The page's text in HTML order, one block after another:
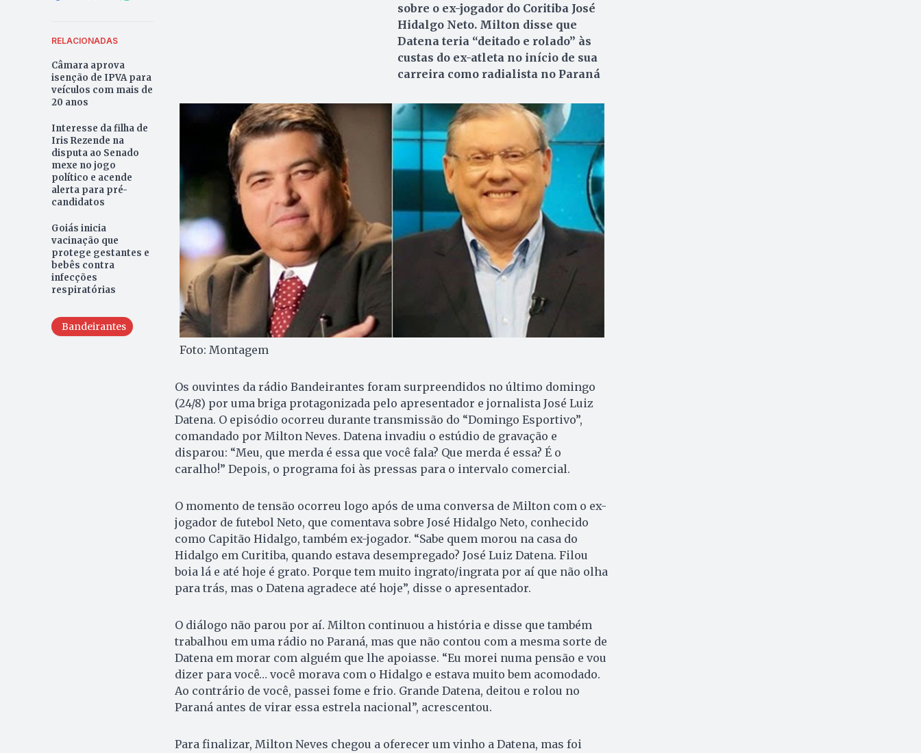
RELACIONADAS
Câmara aprova
isenção de IPVA para
veículos com mais de
20 anos
Interesse da filha de
Iris Rezende na
disputa ao Senado
mexe no jogo
político e acende
alerta para pré-
candidatos
Goiás inicia
vacinação que
protege gestantes e
bebês contra
infecções
respiratórias
Bandeirantes
sobre o ex-jogador do Coritiba José
Hidalgo Neto. Milton disse que
Datena teria “deitado e rolado” às
custas do ex-atleta no início de sua
carreira como radialista no Paraná
Foto: Montagem
Os ouvintes da rádio Bandeirantes foram surpreendidos no último domingo
(24/8) por uma briga protagonizada pelo apresentador e jornalista José Luiz
Datena. O episódio ocorreu durante transmissão do “Domingo Esportivo”,
comandado por Milton Neves. Datena invadiu o estúdio de gravação e
disparou: “Meu, que merda é essa que você fala? Que merda é essa? É o
caralho!” Depois, o programa foi às pressas para o intervalo comercial.
O momento de tensão ocorreu logo após de uma conversa de Milton com o ex-
jogador de futebol Neto, que comentava sobre José Hidalgo Neto, conhecido
como Capitão Hidalgo, também ex-jogador. “Sabe quem morou na casa do
Hidalgo em Curitiba, quando estava desempregado? José Luiz Datena. Filou
boia lá e até hoje é grato. Porque tem muito ingrato/ingrata por aí que não olha
para trás, mas o Datena agradece até hoje”, disse o apresentador.
O diálogo não parou por aí. Milton continuou a história e disse que também
trabalhou em uma rádio no Paraná, mas que não contou com a mesma sorte de
Datena em morar com alguém que lhe apoiasse. “Eu morei numa pensão e vou
dizer para você… você morava com o Hidalgo e estava muito bem acomodado.
Ao contrário de você, passei fome e frio. Grande Datena, deitou e rolou no
Paraná antes de virar essa estrela nacional”, acrescentou.
Para finalizar, Milton Neves chegou a oferecer um vinho a Datena, mas foi